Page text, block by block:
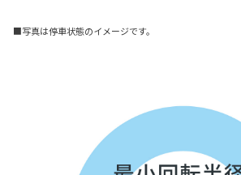
■写真は停車状態のイメージです。